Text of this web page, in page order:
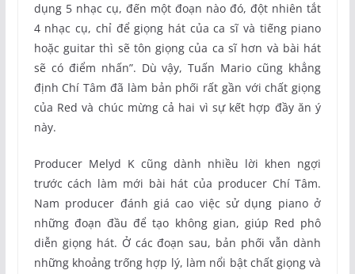
dụng 5 nhạc cụ, đến một đoạn nào đó, đột nhiên tắt
4 nhạc cụ, chỉ để giọng hát của ca sĩ và tiếng piano
hoặc guitar thì sẽ tôn giọng của ca sĩ hơn và bài hát
sẽ có điểm nhấn”. Dù vậy, Tuấn Mario cũng khẳng
định Chí Tâm đã làm bản phối rất gần với chất giọng
của Red và chúc mừng cả hai vì sự kết hợp đầy ăn ý
này.
Producer Melyd K cũng dành nhiều lời khen ngợi
trước cách làm mới bài hát của producer Chí Tâm.
Nam producer đánh giá cao việc sử dụng piano ở
những đoạn đầu để tạo không gian, giúp Red phô
diễn giọng hát. Ở các đoạn sau, bản phối vẫn dành
những khoảng trống hợp lý, làm nổi bật chất giọng và